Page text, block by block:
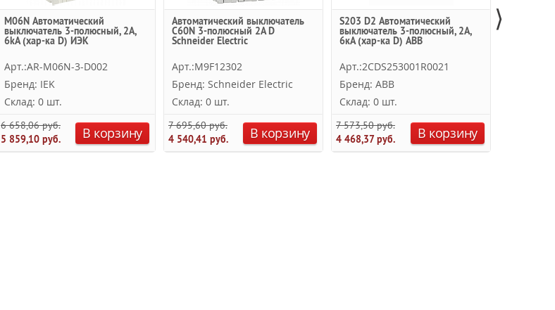
M06N Автоматический
выключатель 3-полюсный, 2А,
6kA (хар-ка D) ИЭК
Арт.:AR-M06N-3-D002
Бренд: IEK
Склад: 0 шт.
6 658,06 руб.
5 859,10 руб.
В корзину
Автоматический выключатель
C60N 3-полюсный 2A D
Schneider Electric
Арт.:M9F12302
Бренд: Schneider Electric
Склад: 0 шт.
7 695,60 руб.
4 540,41 руб.
В корзину
S203 D2 Автоматический
выключатель 3-полюсный, 2А,
6кА (хар-ка D) ABB
Арт.:2CDS253001R0021
Бренд: ABB
Склад: 0 шт.
7 573,50 руб.
4 468,37 руб.
В корзину
⟩